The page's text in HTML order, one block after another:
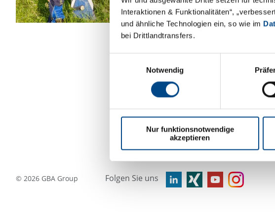
Interaktionen & Funktionalitäten“,
und ähnliche Technologien ein, so wie im
bei Drittlandtransfers.
Notwendig
Nur funktionsnotwendige
akzeptieren
© 2026 GBA Group Folgen Sie uns